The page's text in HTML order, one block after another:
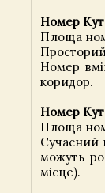
Номер
Площа
Номер
коридор.
Номер
Площа
Сучасний
можуть
місце).